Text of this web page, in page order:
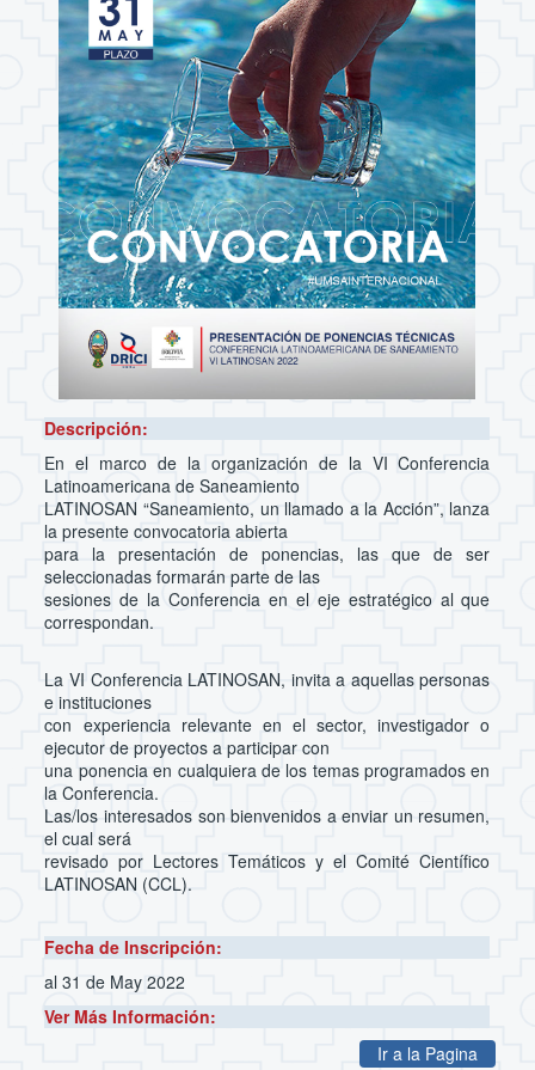
Descripción:
En el marco de la organización de la VI Conferencia
Latinoamericana de Saneamiento
LATINOSAN “Saneamiento, un llamado a la Acción”, lanza
la presente convocatoria abierta
para la presentación de ponencias, las que de ser
seleccionadas formarán parte de las
sesiones de la Conferencia en el eje estratégico al que
correspondan.
La VI Conferencia LATINOSAN, invita a aquellas personas
e instituciones
con experiencia relevante en el sector, investigador o
ejecutor de proyectos a participar con
una ponencia en cualquiera de los temas programados en
la Conferencia.
Las/los interesados son bienvenidos a enviar un resumen,
el cual será
revisado por Lectores Temáticos y el Comité Científico
LATINOSAN (CCL).
Fecha de Inscripción:
al 31 de May 2022
Ver Más Información:
Ir a la Pagina